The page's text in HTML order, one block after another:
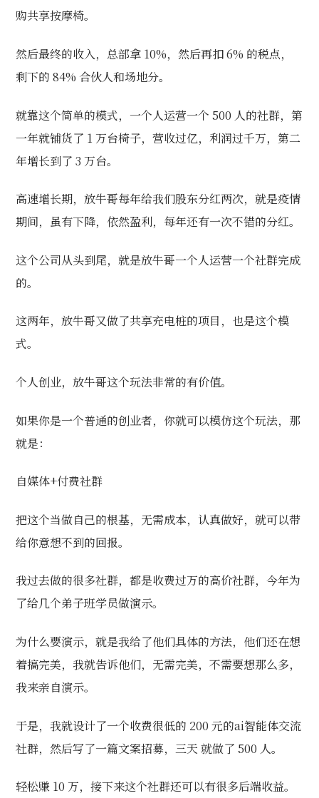
购共享按摩椅。
然后最终的收入，总部拿 10%，然后再扣 6% 的税点，
剩下的 84% 合伙人和场地分。
就靠这个简单的模式，一个人运营一个 500 人的社群，第
一年就铺货了 1 万台椅子，营收过亿，利润过千万，第二
年增长到了 3 万台。
高速增长期，放牛哥每年给我们股东分红两次，就是疫情
期间，虽有下降，依然盈利，每年还有一次不错的分红。
这个公司从头到尾，就是放牛哥一个人运营一个社群完成
的。
这两年，放牛哥又做了共享充电桩的项目，也是这个模
式。
个人创业，放牛哥这个玩法非常的有价值。
如果你是一个普通的创业者，你就可以模仿这个玩法，那
就是：
自媒体+付费社群
把这个当做自己的根基，无需成本，认真做好，就可以带
给你意想不到的回报。
我过去做的很多社群，都是收费过万的高价社群，今年为
了给几个弟子班学员做演示。
为什么要演示，就是我给了他们具体的方法，他们还在想
着搞完美，我就告诉他们，无需完美，不需要想那么多，
我来亲自演示。
于是，我就设计了一个收费很低的 200 元的ai智能体交流
社群，然后写了一篇文案招募，三天 就做了 500 人。
轻松赚 10 万，接下来这个社群还可以有很多后端收益。